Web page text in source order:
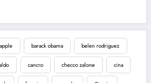
apple barack obama belen rodriguez
cancro checco zalone cina